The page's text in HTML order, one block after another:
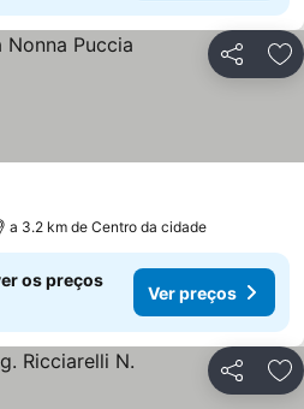
Partilhar
a 3.2 km de Centro da cidade
os preços
Ver preços
Partilhar